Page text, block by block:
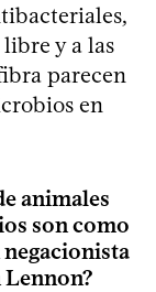
y a las
parecen
en
animales
son como